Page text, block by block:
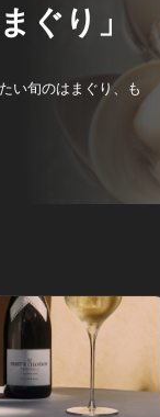
ぐり」
い旬のはまぐり、も